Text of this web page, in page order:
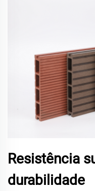
Resistência
durabilidade